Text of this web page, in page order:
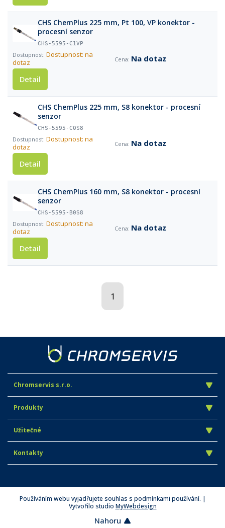
CHS ChemPlus 225 mm, Pt 100, VP konektor -
procesní senzor
CHS-5595-C1VP
Dostupnost: na
dotaz
Na dotaz
Detail
CHS ChemPlus 225 mm, S8 konektor - procesní
senzor
CHS-5595-C0S8
Dostupnost: na
dotaz
Na dotaz
Detail
CHS ChemPlus 160 mm, S8 konektor - procesní
senzor
CHS-5595-B0S8
Dostupnost: na
dotaz
Na dotaz
Detail
1
Chromservis s.r.o.
Produkty
Užitečné
Kontakty
Používáním webu vyjadřujete souhlas s podmínkami používání. |
Vytvořilo studio MyWebdesign
Nahoru